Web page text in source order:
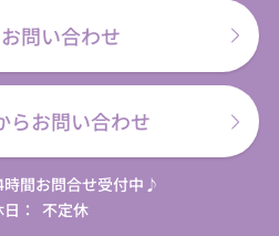
問い合わせ
らお問い合わせ
時間お問合せ受付中♪
：
不定休